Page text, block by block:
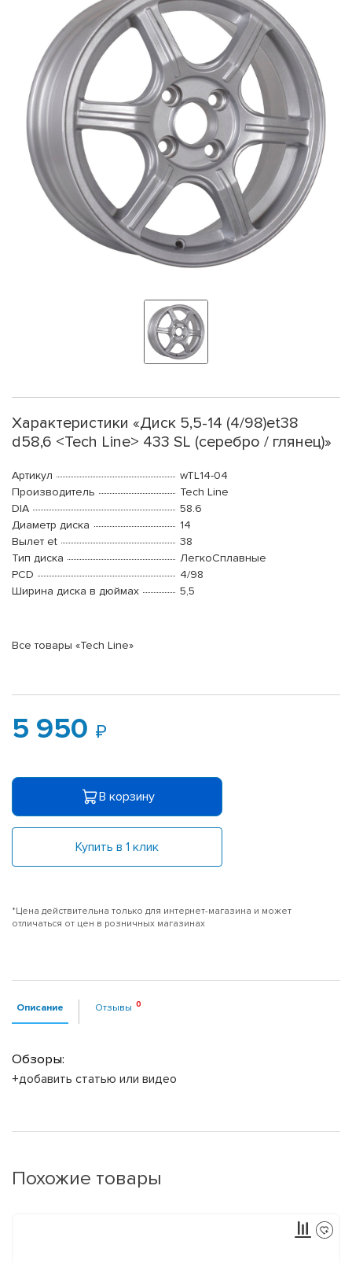
Характеристики «Диск 5,5-14 (4/98)et38
d58,6 <Tech Line> 433 SL (серебро / глянец)»
Артикул
wTL14-04
Производитель
Tech Line
DIA
58.6
Диаметр диска
14
Вылет et
38
Тип диска
ЛегкоСплавные
PCD
4/98
Ширина диска в дюймах
5,5
Все товары «Tech Line»
5 950
В корзину
Купить в 1 клик
*Цена действительна только для интернет-магазина и может
отличаться от цен в розничных магазинах
Описание Отзывы
Обзоры:
+добавить статью или видео
Похожие товары